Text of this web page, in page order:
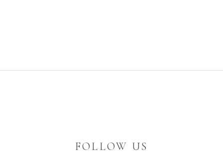
FOLLOW US